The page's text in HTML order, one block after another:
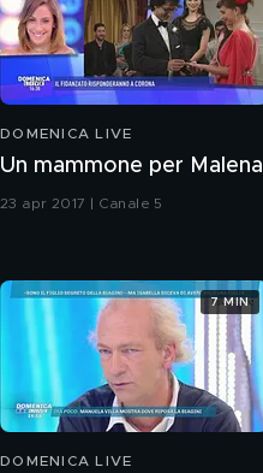
DOMENICA LIVE
Un mammone per Malena
23 apr 2017 | Canale 5
DOMENICA LIVE
7 MIN